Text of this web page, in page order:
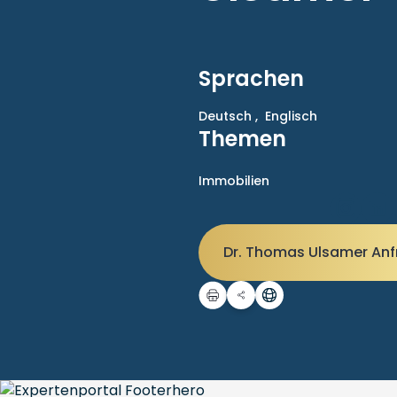
Sprachen
Deutsch , Englisch
Themen
Immobilien
Dr. Thomas Ulsamer